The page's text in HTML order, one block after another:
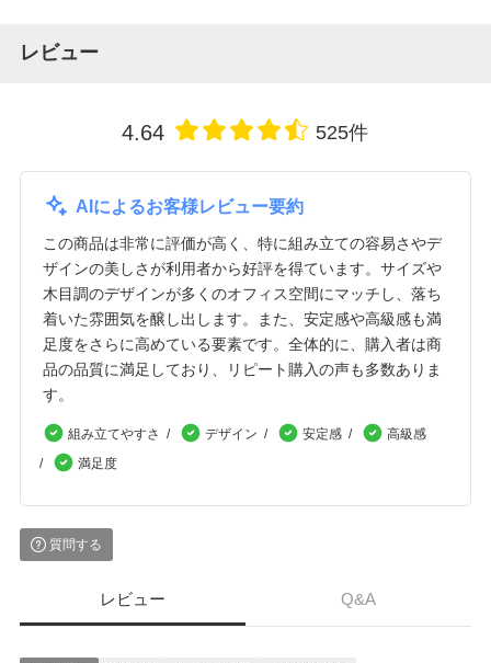
レビュー
4.64 525件
AIによるお客様レビュー要約
この商品は非常に評価が高く、特に組み立ての容易さやデ
ザインの美しさが利用者から好評を得ています。サイズや
木目調のデザインが多くのオフィス空間にマッチし、落ち
着いた雰囲気を醸し出します。また、安定感や高級感も満
足度をさらに高めている要素です。全体的に、購入者は商
品の品質に満足しており、リピート購入の声も多数ありま
す。
組み立てやすさ デザイン 安定感
高級感
満足度
質問する
レビュー Q&A